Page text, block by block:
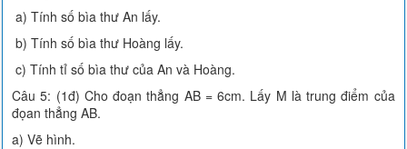
a) Tính số bìa thư An lấy.
b) Tính số bìa thư Hoàng lấy.
c) Tính tỉ số bìa thư của An và Hoàng.
Câu 5: (1đ) Cho đoạn thẳng AB = 6cm. Lấy M là trung điểm của
đọan thẳng AB.
a) Vẽ hình.